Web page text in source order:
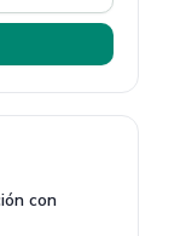
con